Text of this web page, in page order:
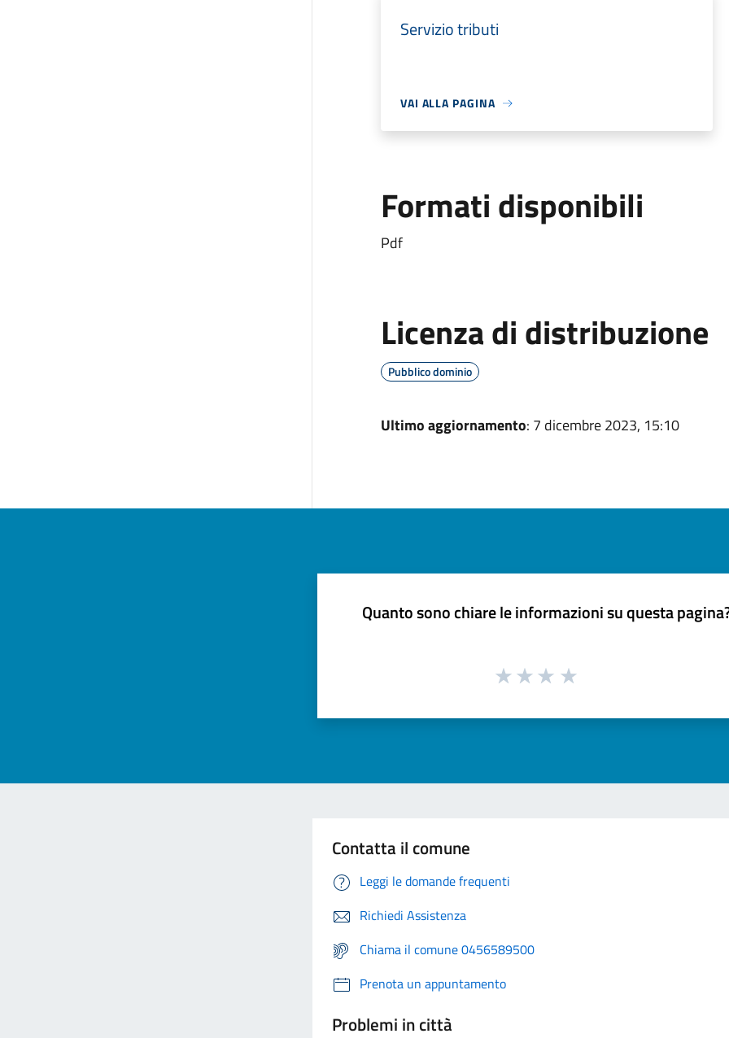
Servizio tributi
VAI ALLA PAGINA
Formati disponibili
Pdf
Licenza di distribuzione
Pubblico dominio
Ultimo aggiornamento: 7 dicembre 2023, 15:10
Quanto sono chiare le informazioni su questa
Contatta il comune
Leggi le domande frequenti
Richiedi Assistenza
Chiama il comune 0456589500
Prenota un appuntamento
Problemi in città